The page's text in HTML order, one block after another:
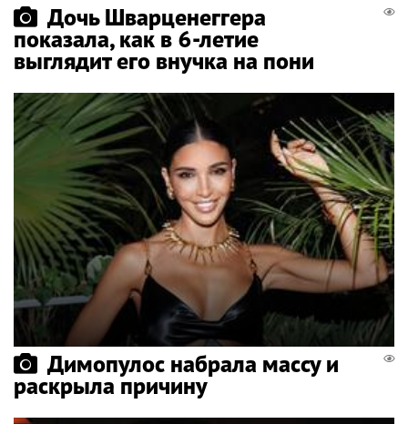
Дочь Шварценеггера
показала, как в 6-летие
выглядит его внучка на пони
Димопулос набрала массу и
раскрыла причину